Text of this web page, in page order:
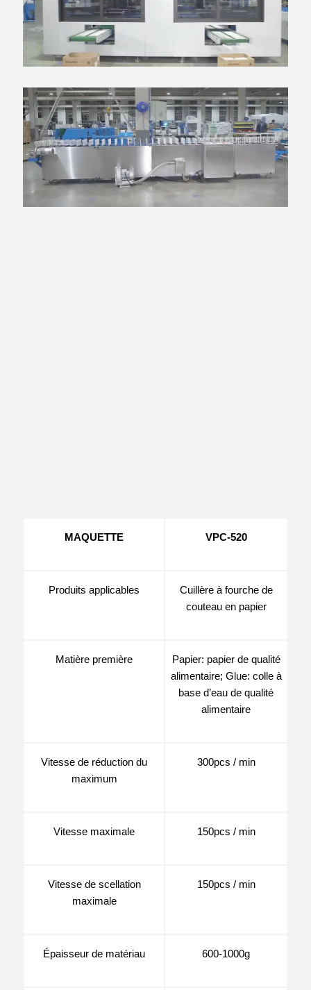
MAQUETTE VPC-520
Produits applicables
Cuillère à fourche de
couteau en papier
Matière première
Papier: papier de qualité
alimentaire; Glue: colle à
base d’eau de qualité
alimentaire
Vitesse de réduction du
maximum
300pcs / min
Vitesse maximale 150pcs / min
Vitesse de scellation
maximale
150pcs / min
Épaisseur de matériau 600-1000g